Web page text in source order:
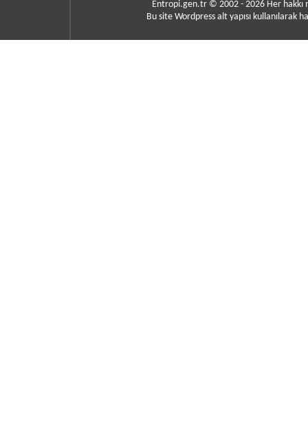
Entropi.gen.tr © 2002 - 2026 Her hakkı
Bu site Wordpress alt yapısı kullanılarak